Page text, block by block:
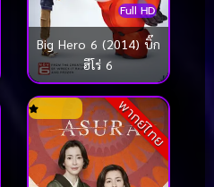
Full HD
Big Hero 6 (2014) บิ๊ก
ฮีโร่ 6
พากย์ไทย